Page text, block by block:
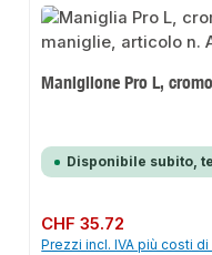
Maniglione Pro L,
Disponibile subito,
Prezzo normale:
CHF 35.72
Prezzi incl. IVA più costi